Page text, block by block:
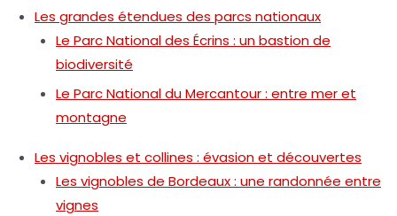
Les grandes étendues des parcs nationaux
Le Parc National des Écrins : un bastion de
biodiversité
Le Parc National du Mercantour : entre mer et
montagne
Les vignobles et collines : évasion et découvertes
Les vignobles de Bordeaux : une randonnée entre
vignes